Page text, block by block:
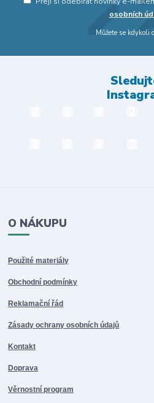
osobních
Můžete se kdykoli
O NÁKUPU
Použité materiály
Obchodní podmínky
Reklamační řád
Zásady ochrany osobních údajů
Kontakt
Doprava
Věrnostní program